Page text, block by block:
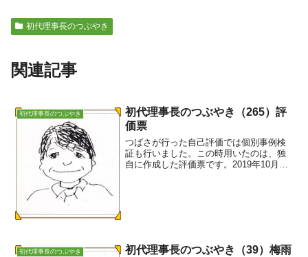
初代理事長のつぶやき
関連記事
初代理事長のつぶやき
初代理事長のつぶやき（265）評
価票
つばさが行った自己評価では個別事例検
証も行いました。この時用いたのは、独
自に作成した評価票です。2019年10月17
初代理事長のつぶやき
初代理事長のつぶやき（39）梅雨